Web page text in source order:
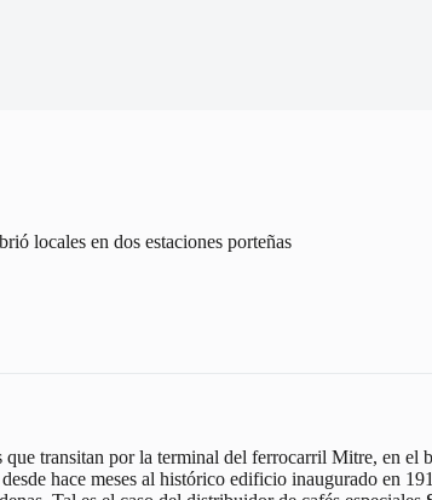
locales en dos estaciones porteñas
transitan por la terminal del ferrocarril Mitre, en el
hace meses al histórico edificio inaugurado en